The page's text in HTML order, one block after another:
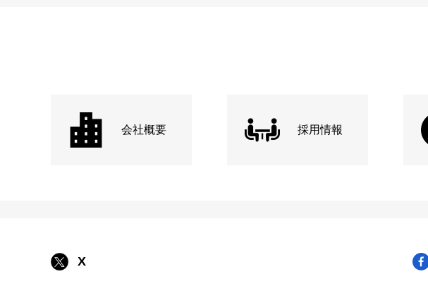
会社概要 採用情報
X